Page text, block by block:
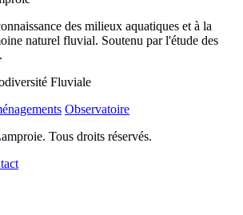
des milieux aquatiques et à la
naturel fluvial. Soutenu par l'étude des
Fluviale
Observatoire
Tous droits réservés.